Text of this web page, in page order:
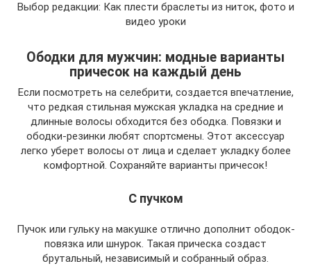
Выбор редакции: Как плести браслеты из ниток, фото и
видео уроки
Ободки для мужчин: модные варианты
причесок на каждый день
Если посмотреть на селебрити, создается впечатление,
что редкая стильная мужская укладка на средние и
длинные волосы обходится без ободка. Повязки и
ободки-резинки любят спортсмены. Этот аксессуар
легко уберет волосы от лица и сделает укладку более
комфортной. Сохраняйте варианты причесок!
С пучком
Пучок или гульку на макушке отлично дополнит ободок-
повязка или шнурок. Такая прическа создаст
брутальный, независимый и собранный образ.